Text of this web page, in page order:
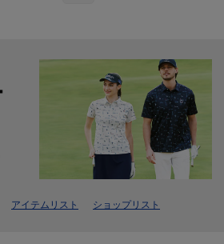
アイテムリスト ショップリスト